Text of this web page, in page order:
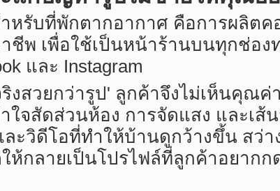
หรับที่พักตากอากาศ คือการผลิตค
พ เพื่อใช้เป็นหน้าร้านบนทุกช่อง
และ Instagram
สวยกว่ารูป' ลูกค้าจึงไม่เห็นคุณค่
จสัดส่วนห้อง การจัดแสง และเส้
ะวิดีโอที่ทำให้บ้านดูกว้างขึ้น สว่า
ห้กลายเป็นโปรไฟล์ที่ลูกค้าอยากก